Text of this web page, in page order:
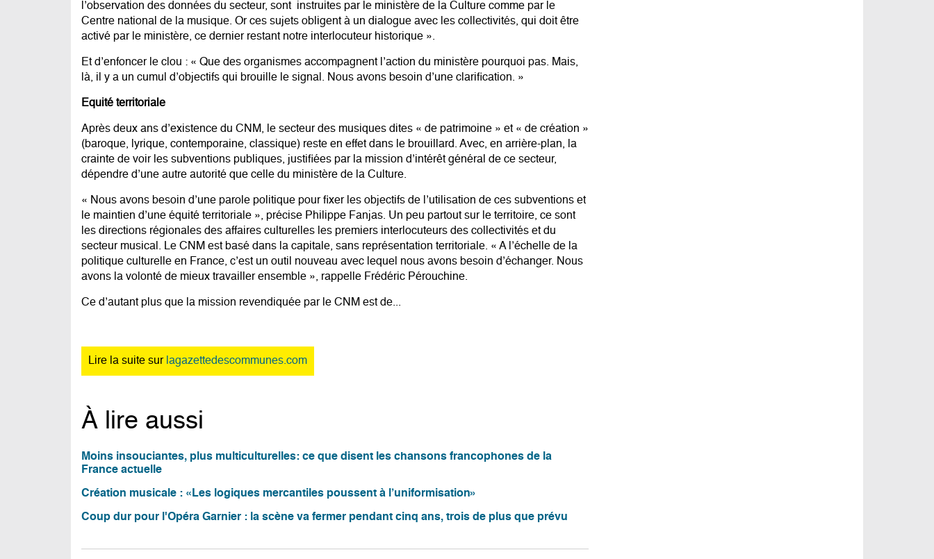
l’observation des données du secteur, sont instruites par le ministère de la Culture comme par le
Centre national de la musique. Or ces sujets obligent à un dialogue avec les collectivités, qui doit être
activé par le ministère, ce dernier restant notre interlocuteur historique ».
Et d’enfoncer le clou : « Que des organismes accompagnent l’action du ministère pourquoi pas. Mais,
là, il y a un cumul d’objectifs qui brouille le signal. Nous avons besoin d’une clarification. »
Equité territoriale
Après deux ans d’existence du CNM, le secteur des musiques dites « de patrimoine » et « de création »
(baroque, lyrique, contemporaine, classique) reste en effet dans le brouillard. Avec, en arrière-plan, la
crainte de voir les subventions publiques, justifiées par la mission d’intérêt général de ce secteur,
dépendre d’une autre autorité que celle du ministère de la Culture.
« Nous avons besoin d’une parole politique pour fixer les objectifs de l’utilisation de ces subventions et
le maintien d’une équité territoriale », précise Philippe Fanjas. Un peu partout sur le territoire, ce sont
les directions régionales des affaires culturelles les premiers interlocuteurs des collectivités et du
secteur musical. Le CNM est basé dans la capitale, sans représentation territoriale. « A l’échelle de la
politique culturelle en France, c’est un outil nouveau avec lequel nous avons besoin d’échanger. Nous
avons la volonté de mieux travailler ensemble », rappelle Frédéric Pérouchine.
Ce d’autant plus que la mission revendiquée par le CNM est de...
Lire la suite sur lagazettedescommunes.com
À lire aussi
Moins insouciantes, plus multiculturelles: ce que disent les chansons francophones de la
France actuelle
Création musicale : «Les logiques mercantiles poussent à l’uniformisation»
Coup dur pour l'Opéra Garnier : la scène va fermer pendant cinq ans, trois de plus que prévu